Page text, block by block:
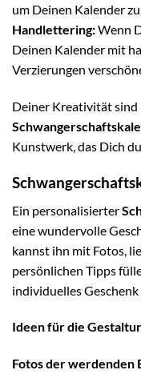
um Deinen Kalender
Handlettering:Wenn
Deinen Kalender mit
Verzierungen
Deiner Kreativität sind
Kunstwerk, das Dich
Ein personalisierter
eine wundervolle
kannst ihn mit Fotos,
persönlichen Tipps
individuelles Geschenk
Ideen für die
Fotos der werdenden